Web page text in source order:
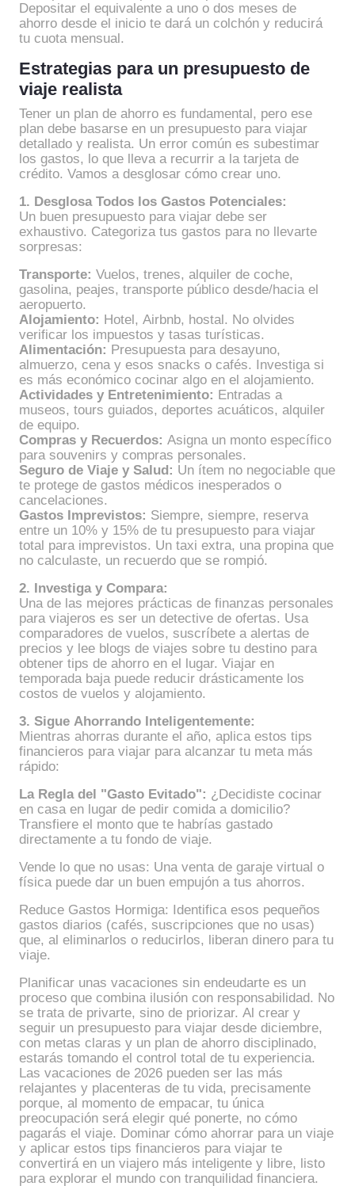
Depositar el equivalente a uno o dos meses de
ahorro desde el inicio te dará un colchón y reducirá
tu cuota mensual.
Estrategias para un presupuesto de
viaje realista
Tener un plan de ahorro es fundamental, pero ese
plan debe basarse en un presupuesto para viajar
detallado y realista. Un error común es subestimar
los gastos, lo que lleva a recurrir a la tarjeta de
crédito. Vamos a desglosar cómo crear uno.
1. Desglosa Todos los Gastos Potenciales:
Un buen presupuesto para viajar debe ser
exhaustivo. Categoriza tus gastos para no llevarte
sorpresas:
Transporte: Vuelos, trenes, alquiler de coche,
gasolina, peajes, transporte público desde/hacia el
aeropuerto.
Alojamiento: Hotel, Airbnb, hostal. No olvides
verificar los impuestos y tasas turísticas.
Alimentación: Presupuesta para desayuno,
almuerzo, cena y esos snacks o cafés. Investiga si
es más económico cocinar algo en el alojamiento.
Actividades y Entretenimiento: Entradas a
museos, tours guiados, deportes acuáticos, alquiler
de equipo.
Compras y Recuerdos: Asigna un monto específico
para souvenirs y compras personales.
Seguro de Viaje y Salud: Un ítem no negociable que
te protege de gastos médicos inesperados o
cancelaciones.
Gastos Imprevistos: Siempre, siempre, reserva
entre un 10% y 15% de tu presupuesto para viajar
total para imprevistos. Un taxi extra, una propina que
no calculaste, un recuerdo que se rompió.
2. Investiga y Compara:
Una de las mejores prácticas de finanzas personales
para viajeros es ser un detective de ofertas. Usa
comparadores de vuelos, suscríbete a alertas de
precios y lee blogs de viajes sobre tu destino para
obtener tips de ahorro en el lugar. Viajar en
temporada baja puede reducir drásticamente los
costos de vuelos y alojamiento.
3. Sigue Ahorrando Inteligentemente:
Mientras ahorras durante el año, aplica estos tips
financieros para viajar para alcanzar tu meta más
rápido:
La Regla del "Gasto Evitado": ¿Decidiste cocinar
en casa en lugar de pedir comida a domicilio?
Transfiere el monto que te habrías gastado
directamente a tu fondo de viaje.
Vende lo que no usas: Una venta de garaje virtual o
física puede dar un buen empujón a tus ahorros.
Reduce Gastos Hormiga: Identifica esos pequeños
gastos diarios (cafés, suscripciones que no usas)
que, al eliminarlos o reducirlos, liberan dinero para tu
viaje.
Planificar unas vacaciones sin endeudarte es un
proceso que combina ilusión con responsabilidad. No
se trata de privarte, sino de priorizar. Al crear y
seguir un presupuesto para viajar desde diciembre,
con metas claras y un plan de ahorro disciplinado,
estarás tomando el control total de tu experiencia.
Las vacaciones de 2026 pueden ser las más
relajantes y placenteras de tu vida, precisamente
porque, al momento de empacar, tu única
preocupación será elegir qué ponerte, no cómo
pagarás el viaje. Dominar cómo ahorrar para un viaje
y aplicar estos tips financieros para viajar te
convertirá en un viajero más inteligente y libre, listo
para explorar el mundo con tranquilidad financiera.